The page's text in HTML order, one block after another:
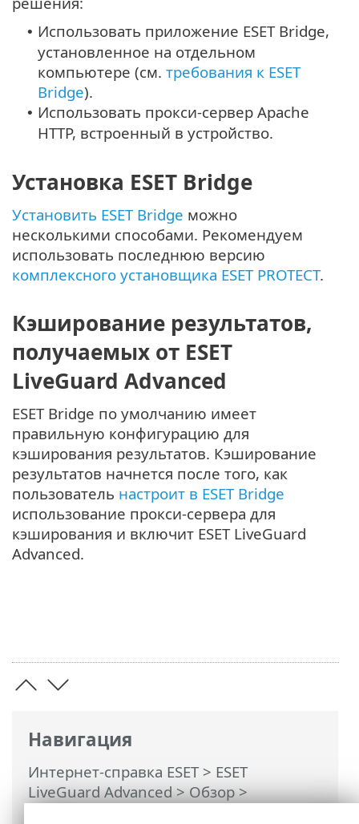
Навигация
Интернет-справка ESET> ESET
LiveGuard Advanced>Обзор>
• Использовать приложение ESET Bridge,
установленное на отдельном
компьютере (см. требования к ESET
Bridge).
• Использовать прокси-сервер Apache
HTTP, встроенный в устройство.
Установка ESET Bridge
Установить ESET Bridge можно
несколькими способами. Рекомендуем
использовать последнюю версию
комплексного установщика ESET PROTECT.
Кэширование результатов,
получаемых от ESET
LiveGuard Advanced
ESET Bridge по умолчанию имеет
правильную конфигурацию для
кэширования результатов. Кэширование
результатов начнется после того, как
пользователь настроит в ESET Bridge
использование прокси-сервера для
кэширования и включит ESET LiveGuard
Advanced.